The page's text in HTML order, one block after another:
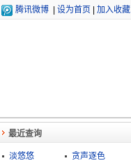
腾讯微博 设为首页 加入收藏
最近查询
淡悠悠
贪声逐色